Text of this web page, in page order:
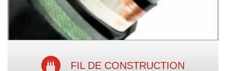
FIL DE CONSTRUCTION